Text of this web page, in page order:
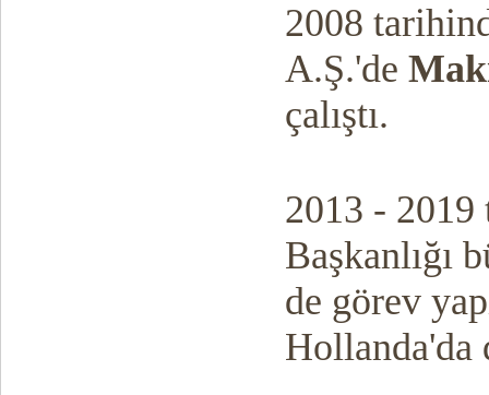
2008
A.Ş.'de
çalıştı.
2013 - 2019
Başkanlığı
de görev